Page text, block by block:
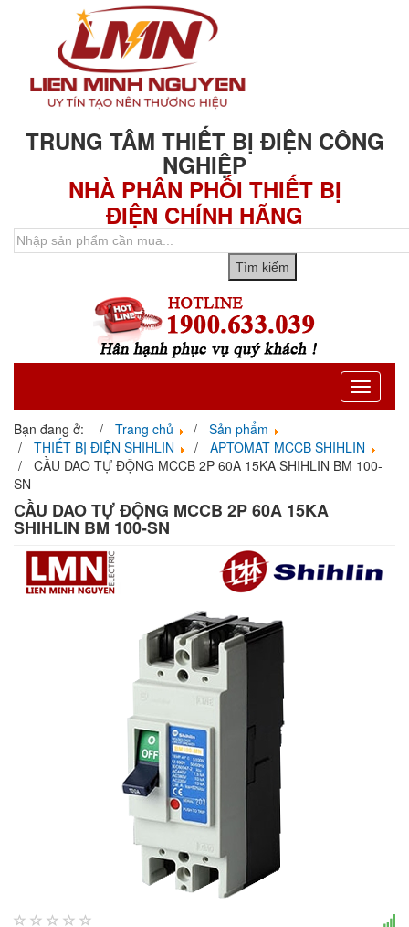
TRUNG TÂM THIẾT BỊ ĐIỆN CÔNG
NGHIỆP
NHÀ PHÂN PHỐI THIẾT BỊ
ĐIỆN CHÍNH HÃNG
Toggle
Bạn đang ở: Trang chủ
Sản phẩm
THIẾT BỊ ĐIỆN SHIHLIN
APTOMAT MCCB SHIHLIN
CẦU DAO TỰ ĐỘNG MCCB 2P 60A 15KA SHIHLIN BM 100-
SN
CẦU DAO TỰ ĐỘNG MCCB 2P 60A 15KA
SHIHLIN BM 100-SN